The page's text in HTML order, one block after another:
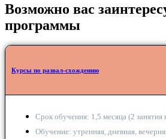
Возможно вас
программы
Курсы по развал-схождению
Срок обучения: 1,5 месяца (2 занятия
Обучение: утренняя, дневная,